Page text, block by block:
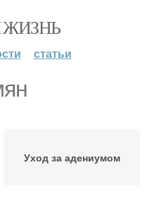
статьи
Уход за адениумом